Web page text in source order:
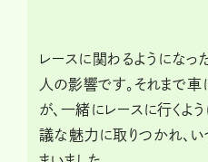
レースに関わるようにな
人の影響です。それまで
が、一緒にレースに行くよ
議な魅力に取りつかれ、